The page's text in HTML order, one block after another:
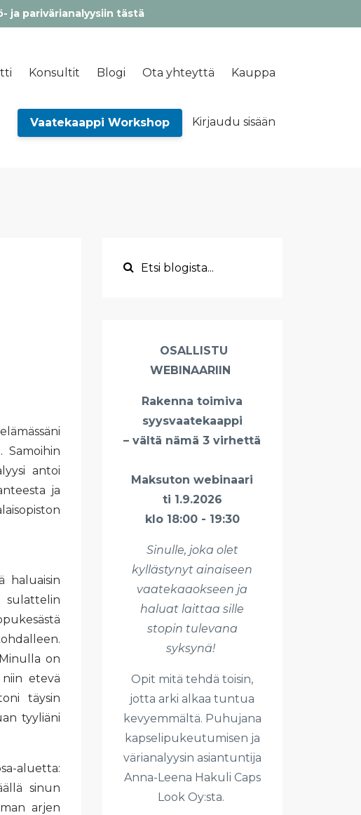
ja parivärianalyysiin tästä
Konsultit Blogi Ota yhteyttä Kauppa
Vaatekaappi Workshop Kirjaudu sisään
Samoihin
antoi
ja
haluaisin
sulattelin
on
etevä
täysin
tyyliäni
aluetta:
sinun
arjen
OSALLISTU
WEBINAARIIN
Rakenna toimiva
syysvaatekaappi
– vältä nämä 3 virhettä
Maksuton webinaari
ti 1.9.2026
klo 18:00 - 19:30
Sinulle, joka olet
kyllästynyt ainaiseen
vaatekaaokseen ja
haluat laittaa sille
stopin tulevana
syksynä!
Opit mitä tehdä toisin,
jotta arki alkaa tuntua
kevyemmältä. Puhujana
kapselipukeutumisen ja
värianalyysin asiantuntija
Anna-Leena Hakuli Caps
Look Oy:sta.